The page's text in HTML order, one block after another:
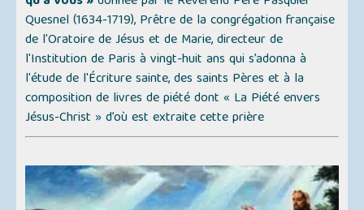
Quesnel (1634-1719), Prêtre de la congrégation française
de l'Oratoire de Jésus et de Marie, directeur de
l'Institution de Paris à vingt-huit ans qui s’adonna à
l'étude de l'Écriture sainte, des saints Pères et à la
composition de livres de piété dont« La Piété envers
Jésus-Christ »d’où est extraite cette prière